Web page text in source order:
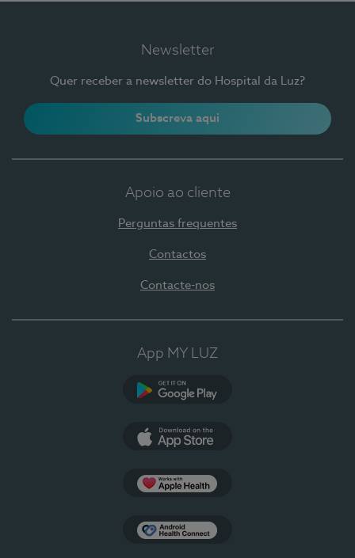
Newsletter
Quer receber a newsletter do Hospital da Luz?
Subscreva aqui
Apoio ao cliente
Perguntas frequentes
Contactos
Contacte-nos
App MY LUZ